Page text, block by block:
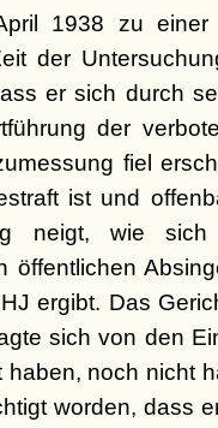
1938 zu einer
der
er sich durch
der
fiel
ist und
neigt, wie
öffentlichen
ergibt. Das
sich von den
noch nicht
worden, dass